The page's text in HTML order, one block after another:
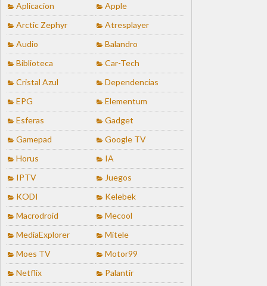
Aplicacion
Apple
Arctic Zephyr
Atresplayer
Audio
Balandro
Biblioteca
Car-Tech
Cristal Azul
Dependencias
EPG
Elementum
Esferas
Gadget
Gamepad
Google TV
Horus
IA
IPTV
Juegos
KODI
Kelebek
Macrodroid
Mecool
MediaExplorer
Mitele
Moes TV
Motor99
Netflix
Palantir